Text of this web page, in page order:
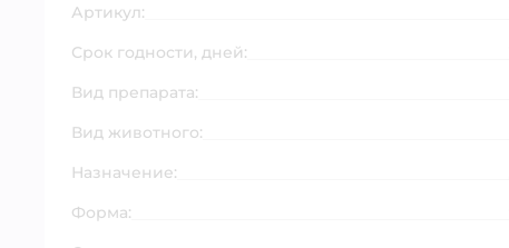
Артикул:
Срок годности, дней:
Вид препарата:
Вид животного:
Назначение:
Форма: